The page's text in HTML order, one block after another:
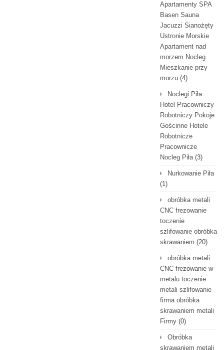
Apartamenty SPA
Basen Sauna
Jacuzzi Sianożęty
Ustronie Morskie
Apartament nad
morzem Nocleg
Mieszkanie przy
morzu (4)
Noclegi Piła
Hotel Pracowniczy
Robotniczy Pokoje
Gościnne Hotele
Robotnicze
Pracownicze
Nocleg Piła(3)
Nurkowanie Piła
(1)
obróbka metali
CNC frezowanie
toczenie
szlifowanie obróbka
skrawaniem (20)
obróbka metali
CNC frezowanie w
metalu toczenie
metali szlifowanie
firma obróbka
skrawaniem metali
Firmy (0)
Obróbka
skrawaniem metali